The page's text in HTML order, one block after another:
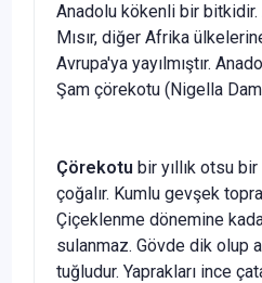
Anadolu kökenli bir bitkidir.
Mısır, di­ğer Afrika
Avrupa'ya yayılmıştır.
Şam çörekotu (Nigella
Çörekotu bir yıllık otsu bir
çoğalır. Kumlu gevşek
Çiçeklenme dönemine
sulanmaz. Gövde dik olup
tuğludur. Yaprakları ince